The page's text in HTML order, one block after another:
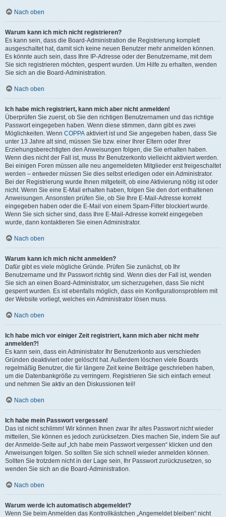
Nach oben
Warum kann ich mich nicht registrieren?
Es kann sein, dass die Board-Administration die Registrierung komplett
ausgeschaltet hat, damit sich keine neuen Benutzer mehr anmelden können.
Es könnte auch sein, dass Ihre IP-Adresse oder der Benutzername, mit dem
Sie sich registrieren möchten, gesperrt wurden. Um Hilfe zu erhalten, wenden
Sie sich an die Board-Administration.
Nach oben
Ich habe mich registriert, kann mich aber nicht anmelden!
Überprüfen Sie zuerst, ob Sie den richtigen Benutzernamen und das richtige
Passwort eingegeben haben. Wenn diese stimmen, dann gibt es zwei
Möglichkeiten. Wenn COPPA aktiviert ist und Sie angegeben haben, dass Sie
unter 13 Jahre alt sind, müssen Sie bzw. einer Ihrer Eltern oder Ihrer
Erziehungsberechtigten den Anweisungen folgen, die Sie erhalten haben.
Wenn dies nicht der Fall ist, muss Ihr Benutzerkonto vielleicht aktiviert werden.
Bei einigen Foren müssen alle neu angemeldeten Mitglieder erst freigeschaltet
werden – entweder müssen Sie dies selbst erledigen oder ein Administrator.
Bei der Registrierung wurde Ihnen mitgeteilt, ob eine Aktivierung nötig ist oder
nicht. Wenn Sie eine E-Mail erhalten haben, folgen Sie den dort enthaltenen
Anweisungen. Ansonsten prüfen Sie, ob Sie Ihre E-Mail-Adresse korrekt
eingegeben haben oder die E-Mail von einem Spam-Filter blockiert wurde.
Wenn Sie sich sicher sind, dass Ihre E-Mail-Adresse korrekt eingegeben
wurde, dann kontaktieren Sie einen Administrator.
Nach oben
Warum kann ich mich nicht anmelden?
Dafür gibt es viele mögliche Gründe. Prüfen Sie zunächst, ob Ihr
Benutzername und Ihr Passwort richtig sind. Wenn dies der Fall ist, wenden
Sie sich an einen Board-Administrator, um sicherzugehen, dass Sie nicht
gesperrt wurden. Es ist ebenfalls möglich, dass ein Konfigurationsproblem mit
der Website vorliegt, welches ein Administrator lösen muss.
Nach oben
Ich habe mich vor einiger Zeit registriert, kann mich aber nicht mehr
anmelden?!
Es kann sein, dass ein Administrator Ihr Benutzerkonto aus verschieden
Gründen deaktiviert oder gelöscht hat. Außerdem löschen viele Boards
regelmäßig Benutzer, die für längere Zeit keine Beiträge geschrieben haben,
um die Datenbankgröße zu verringern. Registrieren Sie sich einfach erneut
und nehmen Sie aktiv an den Diskussionen teil!
Nach oben
Ich habe mein Passwort vergessen!
Das ist nicht schlimm! Wir können Ihnen zwar Ihr altes Passwort nicht wieder
mitteilen, Sie können es jedoch zurücksetzen. Dies machen Sie, indem Sie auf
der Anmelde-Seite auf „Ich habe mein Passwort vergessen“ klicken und den
Anweisungen folgen. So sollten Sie sich schnell wieder anmelden können.
Sollten Sie trotzdem nicht in der Lage sein, Ihr Passwort zurückzusetzen, so
wenden Sie sich an die Board-Administration.
Nach oben
Warum werde ich automatisch abgemeldet?
Wenn Sie beim Anmelden das Kontrollkästchen „Angemeldet bleiben“ nicht